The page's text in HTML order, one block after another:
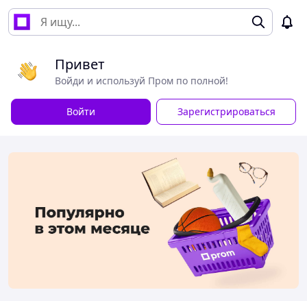
Привет
Войди и используй Пром по полной!
Войти Зарегистрироваться